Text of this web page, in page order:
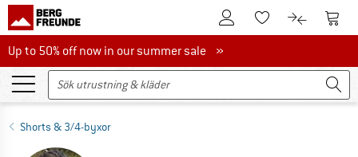
Till kundkontotTill minneslistan.
Till Till
Up to 50% off now in our summer sale
Up to 50% off now in our summer sale »
Shorts & 3/4-byxor